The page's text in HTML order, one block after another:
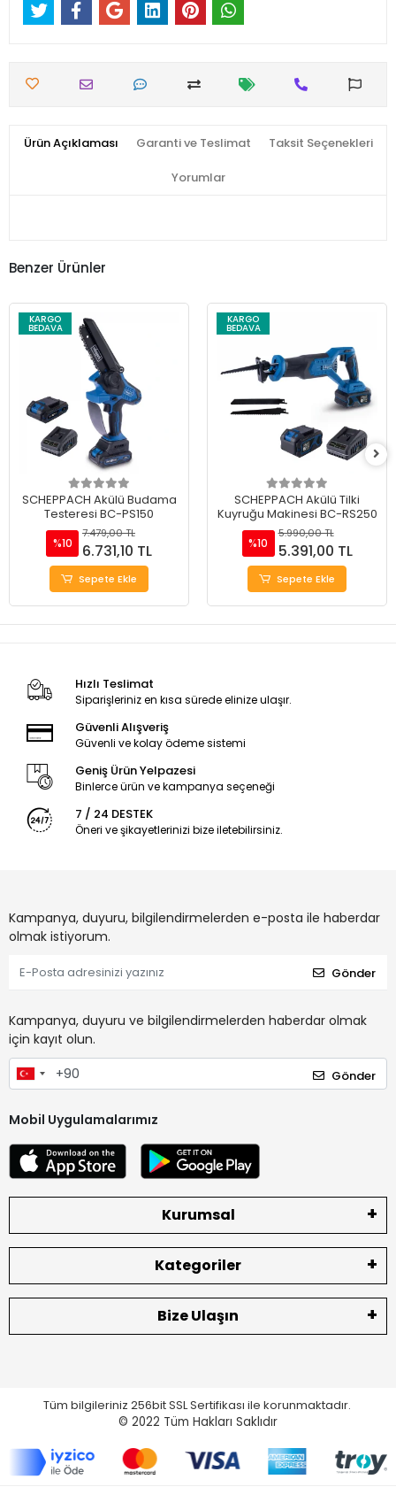
Ürün Açıklaması Garanti ve Teslimat Taksit Seçenekleri
Yorumlar
Benzer Ürünler
KARGO
BEDAVA
SCHEPPACH Akülü Budama
Testeresi BC-PS150
%10
7.479,00 TL
6.731,10 TL
Sepete Ekle
KARGO
BEDAVA
SCHEPPACH Akülü Tilki
Kuyruğu Makinesi BC-RS250
%10
5.990,00 TL
5.391,00 TL
Sepete Ekle
Hızlı Teslimat
Siparişleriniz en kısa sürede elinize ulaşır.
Güvenli Alışveriş
Güvenli ve kolay ödeme sistemi
Geniş Ürün Yelpazesi
Binlerce ürün ve kampanya seçeneği
7 / 24 DESTEK
Öneri ve şikayetlerinizi bize iletebilirsiniz.
Kampanya, duyuru, bilgilendirmelerden e-posta ile haberdar
olmak istiyorum.
Gönder
Kampanya, duyuru ve bilgilendirmelerden haberdar olmak
için kayıt olun.
Gönder
Mobil Uygulamalarımız
Kurumsal
Kategoriler
Bize Ulaşın
Tüm bilgileriniz 256bit SSL Sertifikası ile korunmaktadır.
© 2022 Tüm Hakları Saklıdır